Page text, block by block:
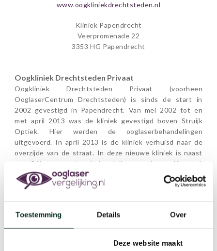
Toestemming Details Over
Deze website maakt
www.oogkliniekdrechtsteden.nl
Kliniek Papendrecht
Veerpromenade 22
3353 HG Papendrecht
Oogkliniek Drechtsteden Privaat
Oogkliniek Drechtsteden Privaat (voorheen
OoglaserCentrum Drechtsteden) is sinds de start in
2002 gevestigd in Papendrecht. Van mei 2002 tot en
met april 2013 was de kliniek gevestigd boven Struijk
Optiek. Hier werden de ooglaserbehandelingen
uitgevoerd. In april 2013 is de kliniek verhuisd naar de
overzijde van de straat. In deze nieuwe kliniek is naast
een OK voor ooglaserbehandelingen ook een Klasse 1
OK voor implantlenzen gerealiseerd. Beide
operatiekamers voldoen uiteraard aan de hoge eisen die
Drechtsteden, een kliniek voor verzekerde zorg, in het
pand gevestigd. Vanaf mei 2019 gaat Ooglasercentrum
Drechtsteden verder onder de naam Oogkliniek